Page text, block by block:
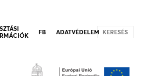
FB ADATVÉDELEM KERESÉS